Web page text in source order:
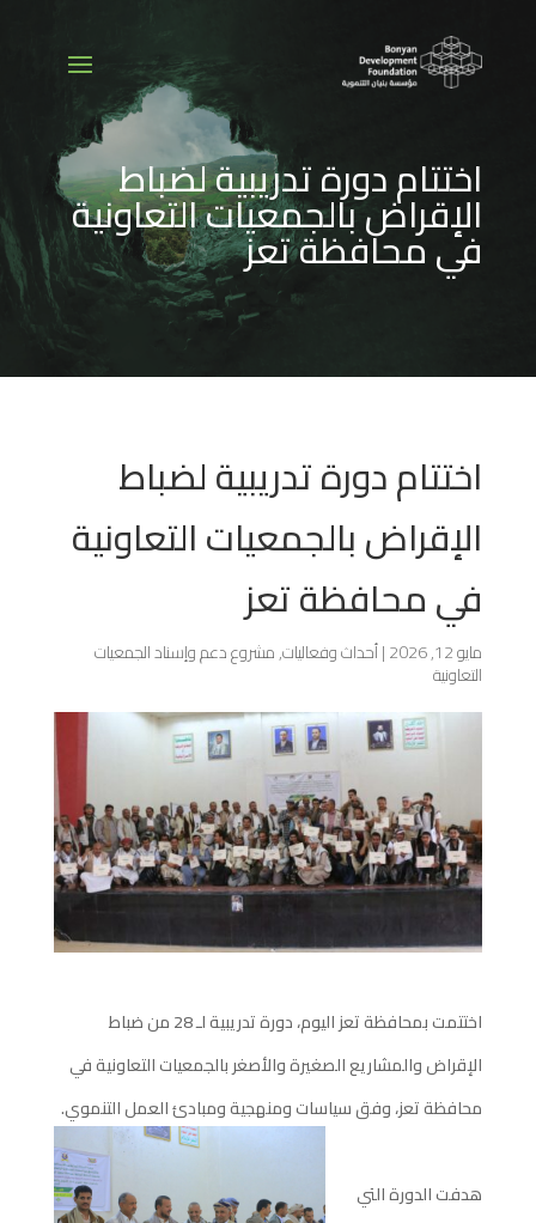
اختتام دورة تدريبية لضباط
الإقراض بالجمعيات التعاونية
في محافظة تعز
اختتام دورة تدريبية لضباط
الإقراض بالجمعيات التعاونية
في محافظة تعز
مايو 12, 2026 |أحداث وفعاليات,مشروع دعم وإسناد الجمعيات
التعاونية
اختتمت بمحافظة تعز اليوم، دورة تدريبية لـ 28 من ضباط
الإقراض والمشاريع الصغيرة والأصغر بالجمعيات التعاونية في
محافظة تعز، وفق سياسات ومنهجية ومبادئ العمل التنموي.
هدفت الدورة التي